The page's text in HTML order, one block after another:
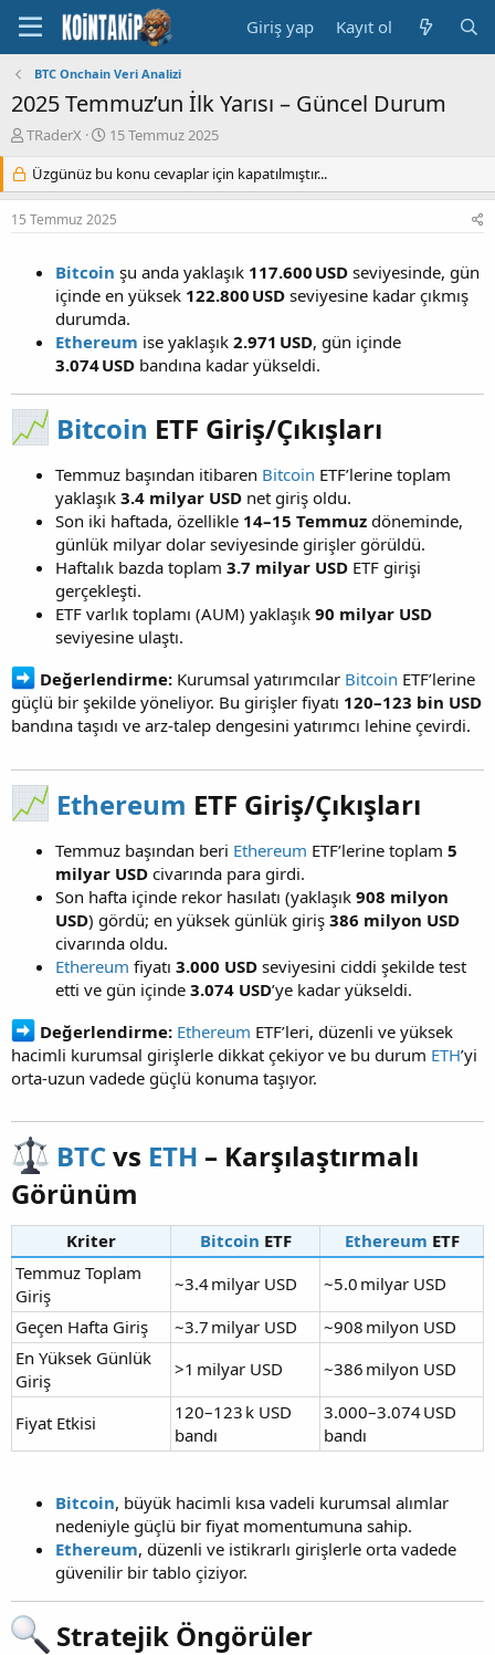
Giriş yap Kayıt ol
BTC Onchain Veri Analizi
2025 Temmuz’un İlk Yarısı – Güncel Durum
K
n
u
y
n
TRaderX
B
ş
l
a
ı
ç
t
r
i
h
15 Temmuz 2025
Üzgünüz bu konu cevaplar için kapatılmıştır...
15 Temmuz 2025
Bitcoin şu anda yaklaşık 117.600 USD seviyesinde, gün
içinde en yüksek 122.800 USD seviyesine kadar çıkmış
durumda.
Ethereum ise yaklaşık 2.971 USD, gün içinde
3.074 USD bandına kadar yükseldi.
Bitcoin ETF Giriş/Çıkışları​
Temmuz başından itibaren Bitcoin ETF’lerine toplam
yaklaşık 3.4 milyar USD net giriş oldu.
Son iki haftada, özellikle 14–15 Temmuz döneminde,
günlük milyar dolar seviyesinde girişler görüldü.
Haftalık bazda toplam 3.7 milyar USD ETF girişi
gerçekleşti.
ETF varlık toplamı (AUM) yaklaşık 90 milyar USD
seviyesine ulaştı.
Değerlendirme: Kurumsal yatırımcılar Bitcoin ETF’lerine
güçlü bir şekilde yöneliyor. Bu girişler fiyatı 120–123 bin USD
bandına taşıdı ve arz-talep dengesini yatırımcı lehine çevirdi.
Ethereum ETF Giriş/Çıkışları​
Temmuz başından beri Ethereum ETF’lerine toplam 5
milyar USD civarında para girdi.
Son hafta içinde rekor hasılatı (yaklaşık 908 milyon
USD) gördü; en yüksek günlük giriş 386 milyon USD
civarında oldu.
Ethereum fiyatı 3.000 USD seviyesini ciddi şekilde test
etti ve gün içinde 3.074 USD’ye kadar yükseldi.
Değerlendirme: Ethereum ETF’leri, düzenli ve yüksek
hacimli kurumsal girişlerle dikkat çekiyor ve bu durum ETH’yi
orta-uzun vadede güçlü konuma taşıyor.
BTCvs ETH – Karşılaştırmalı
Görünüm​
Kriter Bitcoin ETF Ethereum ETF
Temmuz Toplam
Giriş
~3.4 milyar USD
~5.0 milyar USD
Geçen Hafta Giriş
~3.7 milyar USD
~908 milyon USD
En Yüksek Günlük
Giriş
>1 milyar USD ~386 milyon USD
Fiyat Etkisi
120–123 k USD
bandı
3.000–3.074 USD
bandı
Bitcoin, büyük hacimli kısa vadeli kurumsal alımlar
nedeniyle güçlü bir fiyat momentumuna sahip.
Ethereum, düzenli ve istikrarlı girişlerle orta vadede
güvenilir bir tablo çiziyor.
Stratejik Öngörüler​